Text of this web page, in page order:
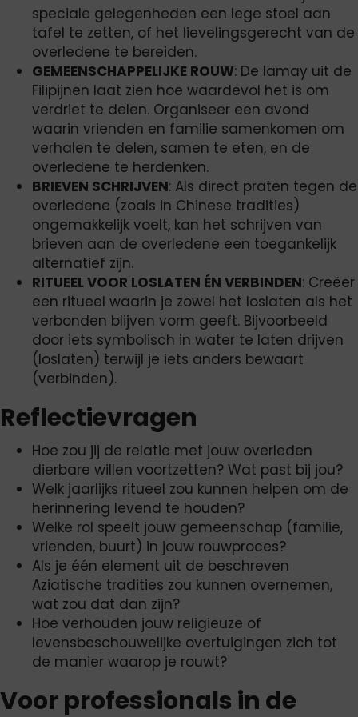
speciale gelegenheden een lege stoel aan
tafel te zetten, of het lievelingsgerecht van de
overledene te bereiden.
GEMEENSCHAPPELIJKE ROUW: De lamay uit de
Filipijnen laat zien hoe waardevol het is om
verdriet te delen. Organiseer een avond
waarin vrienden en familie samenkomen om
verhalen te delen, samen te eten, en de
overledene te herdenken.
BRIEVEN SCHRIJVEN: Als direct praten tegen de
overledene (zoals in Chinese tradities)
ongemakkelijk voelt, kan het schrijven van
brieven aan de overledene een toegankelijk
alternatief zijn.
RITUEEL VOOR LOSLATEN ÉN VERBINDEN: Creëer
een ritueel waarin je zowel het loslaten als het
verbonden blijven vorm geeft. Bijvoorbeeld
door iets symbolisch in water te laten drijven
(loslaten) terwijl je iets anders bewaart
(verbinden).
Reflectievragen
Hoe zou jij de relatie met jouw overleden
dierbare willen voortzetten? Wat past bij jou?
Welk jaarlijks ritueel zou kunnen helpen om de
herinnering levend te houden?
Welke rol speelt jouw gemeenschap (familie,
vrienden, buurt) in jouw rouwproces?
Als je één element uit de beschreven
Aziatische tradities zou kunnen overnemen,
wat zou dat dan zijn?
Hoe verhouden jouw religieuze of
levensbeschouwelijke overtuigingen zich tot
de manier waarop je rouwt?
Voor professionals in de